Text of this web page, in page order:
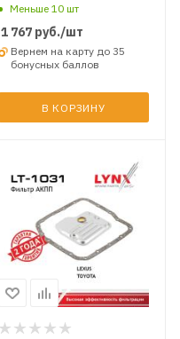
Меньше 10 шт
1 767руб./шт
Вернем на карту до 35
бонусных баллов
В КОРЗИНУ